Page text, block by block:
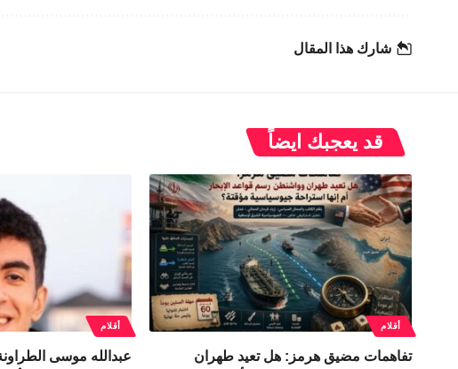
شارك هذا المقال
قد يعجبك ايضاً
أقلام
تفاهمات مضيق هرمز: هل تعيد طهران
أقلام
عبدالله موسى